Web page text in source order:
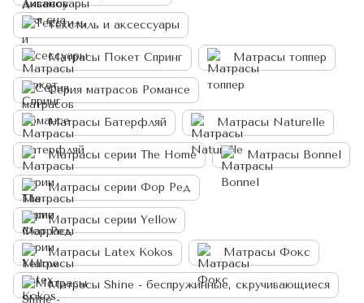
Текстиль и аксессуары
Матрасы Покет Спринг Матрасы топпер
Серия матрасов Романсе
Матрасы Батерфляй Матрасы Naturelle
Матрасы серии The Home Матрасы Bonnel
Матрасы серии Фор Ред
Матрасы серии Yellow
Матрасы Latex Kokos Матрасы Фокс
Матрасы Shine - беспружинные, скручивающиеся